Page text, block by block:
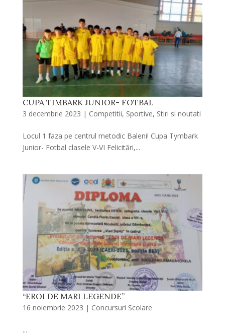
CUPA TIMBARK JUNIOR- FOTBAL
3 decembrie 2023 | Competitii, Sportive, Stiri si noutati
Locul 1 faza pe centrul metodic Baleni! Cupa Tymbark
Junior- Fotbal clasele V-VI Felicitări,...
“EROI DE MARI LEGENDE”
16 noiembrie 2023 | Concursuri Scolare
...